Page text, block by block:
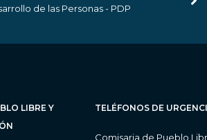
de las Personas - PDP
LIBRE Y
TELÉFONOS DE
Comisaria de Pueblo